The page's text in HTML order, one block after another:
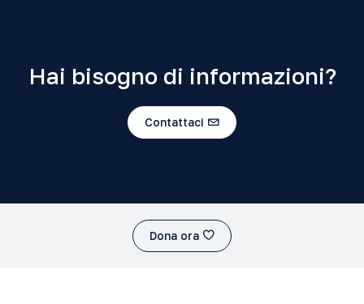
Hai bisogno di informazioni?
Contattaci
Dona ora